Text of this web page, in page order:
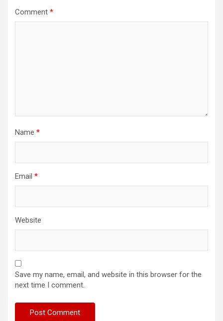
Comment *
Name *
Email *
Website
Save my name, email, and website in this browser for the
next time I comment.